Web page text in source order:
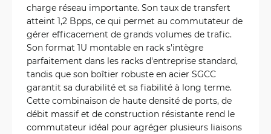
charge réseau importante. Son taux de transfert
atteint 1,2 Bpps, ce qui permet au commutateur de
gérer efficacement de grands volumes de trafic.
Son format 1U montable en rack s'intègre
parfaitement dans les racks d'entreprise standard,
tandis que son boîtier robuste en acier SGCC
garantit sa durabilité et sa fiabilité à long terme.
Cette combinaison de haute densité de ports, de
débit massif et de construction résistante rend le
commutateur idéal pour agréger plusieurs liaisons